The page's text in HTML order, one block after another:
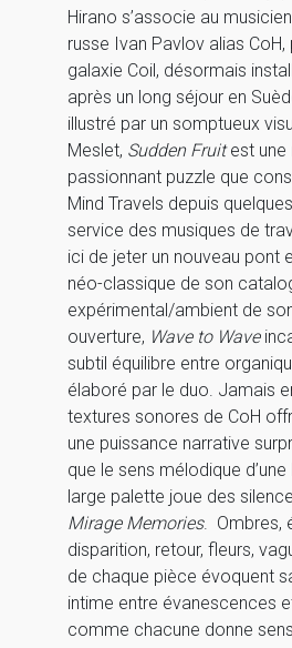
Hirano s’associe au
russe Ivan Pavlov alias
galaxie Coil, désormais
après un long séjour en
illustré par un somptueux
Meslet, Sudden Fruitest une
passionnant puzzle que
Mind Travels depuis
service des musiques de
ici de jeter un nouveau pont
néo-classique de son
expérimental/ambient de
ouverture, Wave to Wave
subtil équilibre entre
élaboré par le duo. Jamais
textures sonores de CoH
une puissance narrative
que le sens mélodique
large palette joue des
Mirage Memories. Ombres,
disparition, retour, fleurs,
de chaque pièce évoquent
intime entre évanescences
comme chacune donne sens